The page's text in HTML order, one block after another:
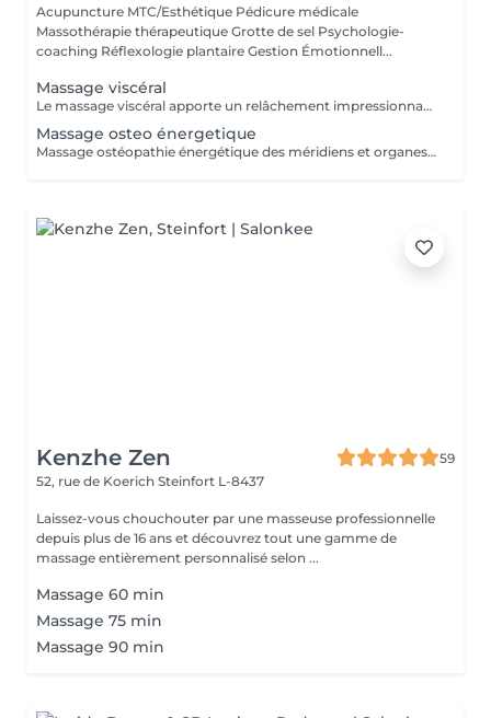
Acupuncture MTC/Esthétique Pédicure médicale
Massothérapie thérapeutique Grotte de sel Psychologie-
coaching Réflexologie plantaire Gestion Émotionnell...
Massage viscéral
Le massage viscéral apporte un relâchement impressionnant de nombreuses tensions liées à la digestion et à certains maux de dos. Quels sont les bienfaits du massage viscéral ? > Une action apaisante, relaxante et déstressante. > Une paix intérieure intense. > Une régulation des tensions internes qui favorise l'homéostasie (capacité du corps à se guérir). > Une amélioration de notre état général grâce à une meilleure production et circulation du LCR (Liquide Céphalo-rachidien. > Une amélioration de la circulation énergétique entre le haut et la bas du corps.
Massage osteo énergetique
Massage ostéopathie énergétique des méridiens et organes. Blocage de l'auto-guérison et du mieux-être. Prise en charge phytotherapeutique associé.
Kenzhe Zen
59
52, rue de Koerich Steinfort L-8437
Laissez-vous chouchouter par une masseuse professionnelle
depuis plus de 16 ans et découvrez tout une gamme de
massage entièrement personnalisé selon ...
Massage 60 min
Massage 75 min
Massage 90 min